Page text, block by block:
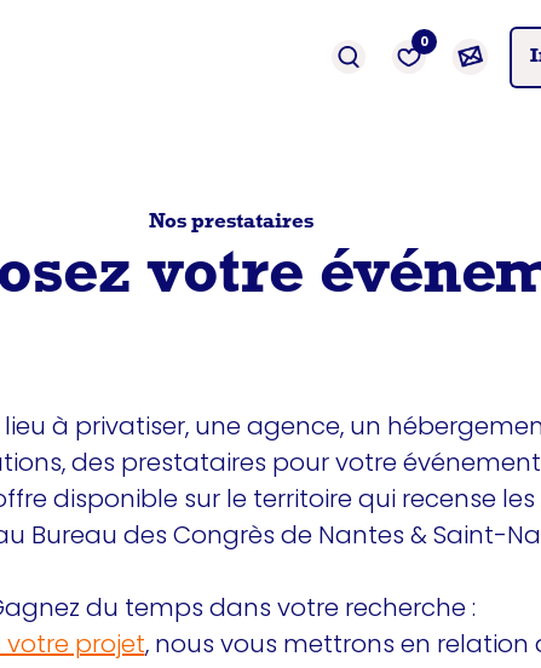
0
Nos prestataires
votre
à privatiser, une agence, un
des prestataires pour votre
disponible sur le territoire qui recense les
Bureau des Congrès de Nantes & Saint-
du temps dans votre recherche :
votre projet, nous vous mettrons en relation